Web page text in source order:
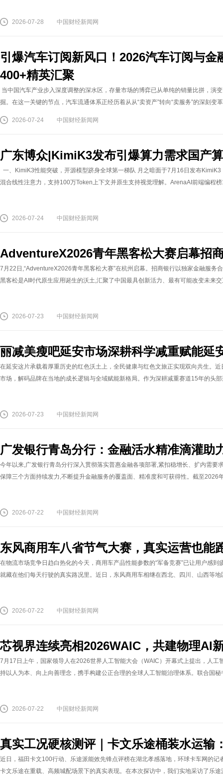
2026-07-28 中国财经新闻网
引爆汽车订阅新风口！2026汽车订阅与金
400+精英汇聚
当中国汽车产业步入深度调整的深水区，存量市场的博弈已从单纯的销量比拼，演
掘。在这一关键的节点，汽车流通体系正经历着从从“卖资产”转向“卖服务”的深刻变
2026-07-24 中国财经新闻网
广东博众|KimiK3发布引爆算力需求国产
一、KimiK3性能突破，开源模型跻身全球第一梯队 月之暗面于7月16日发布
混合线性注意力，支持100万Token上下文并原生支持视觉理解。ArenaAI前端编程
2026-07-24 中国财经新闻网
AdventureX2026青年黑客松大赛启幕招
7月22日,“AdventureX2026青年黑客松大赛”在杭州启幕。招商银行以独家金融服务
黑客松是AI时代原生应用诞生的沃土,汇聚了中国最具创新活力、最有可能改变未来
2026-07-23 中国财经新闻网
丽减美瘦吧延安市场深耕科学减重赋能延
在延安这片承载着厚重历史的红色沃土上，全民健康与红色文旅正实现双向共生。
市场，解码品牌在当地的成长逻辑与全域赋能新格局。作为深耕减重赛道15年的头
2026-07-23 中国财经新闻网
广发银行青岛分行：金融活水精准滴灌助
今年以来,广发银行青岛分行深入贯彻落实普惠金融各项部署,紧扣稳增长、扩内需要
保障三个方面持续发力,不断提升金融服务的覆盖面、精准度和可获得性。截至2026
2026-07-22 中国财经新闻网
东风商用车八省节气大赛，真实运营也能
在物流市场竞争日趋白热化的今天，商用车产品性能参数的“军备竞赛”已让用户感到
就藏在他们每天行驶的真实路况里。近日，东风商用车相继在西北、四川、山西等
2026-07-22 中国财经新闻网
芯视界连续亮相2026WAIC，共建物理AI
7月17日上午，国家领导人在2026世界人工智能大会（WAIC）开幕式上提出，人
持以人为本、向上向善理念，携手构建公正合理的全球人工智能治理体系。联合国
2026-07-22 中国财经新闻网
真实工况硬核测评｜卡文乐途桶装水运输
近日，福田卡文100行动、乐途派能效先锋点评榜在湖北孝感落地，环球卡车网的
卡文乐途在重载、高频城配场景下的真实表现。在本次探访中，我们实地采访了乐